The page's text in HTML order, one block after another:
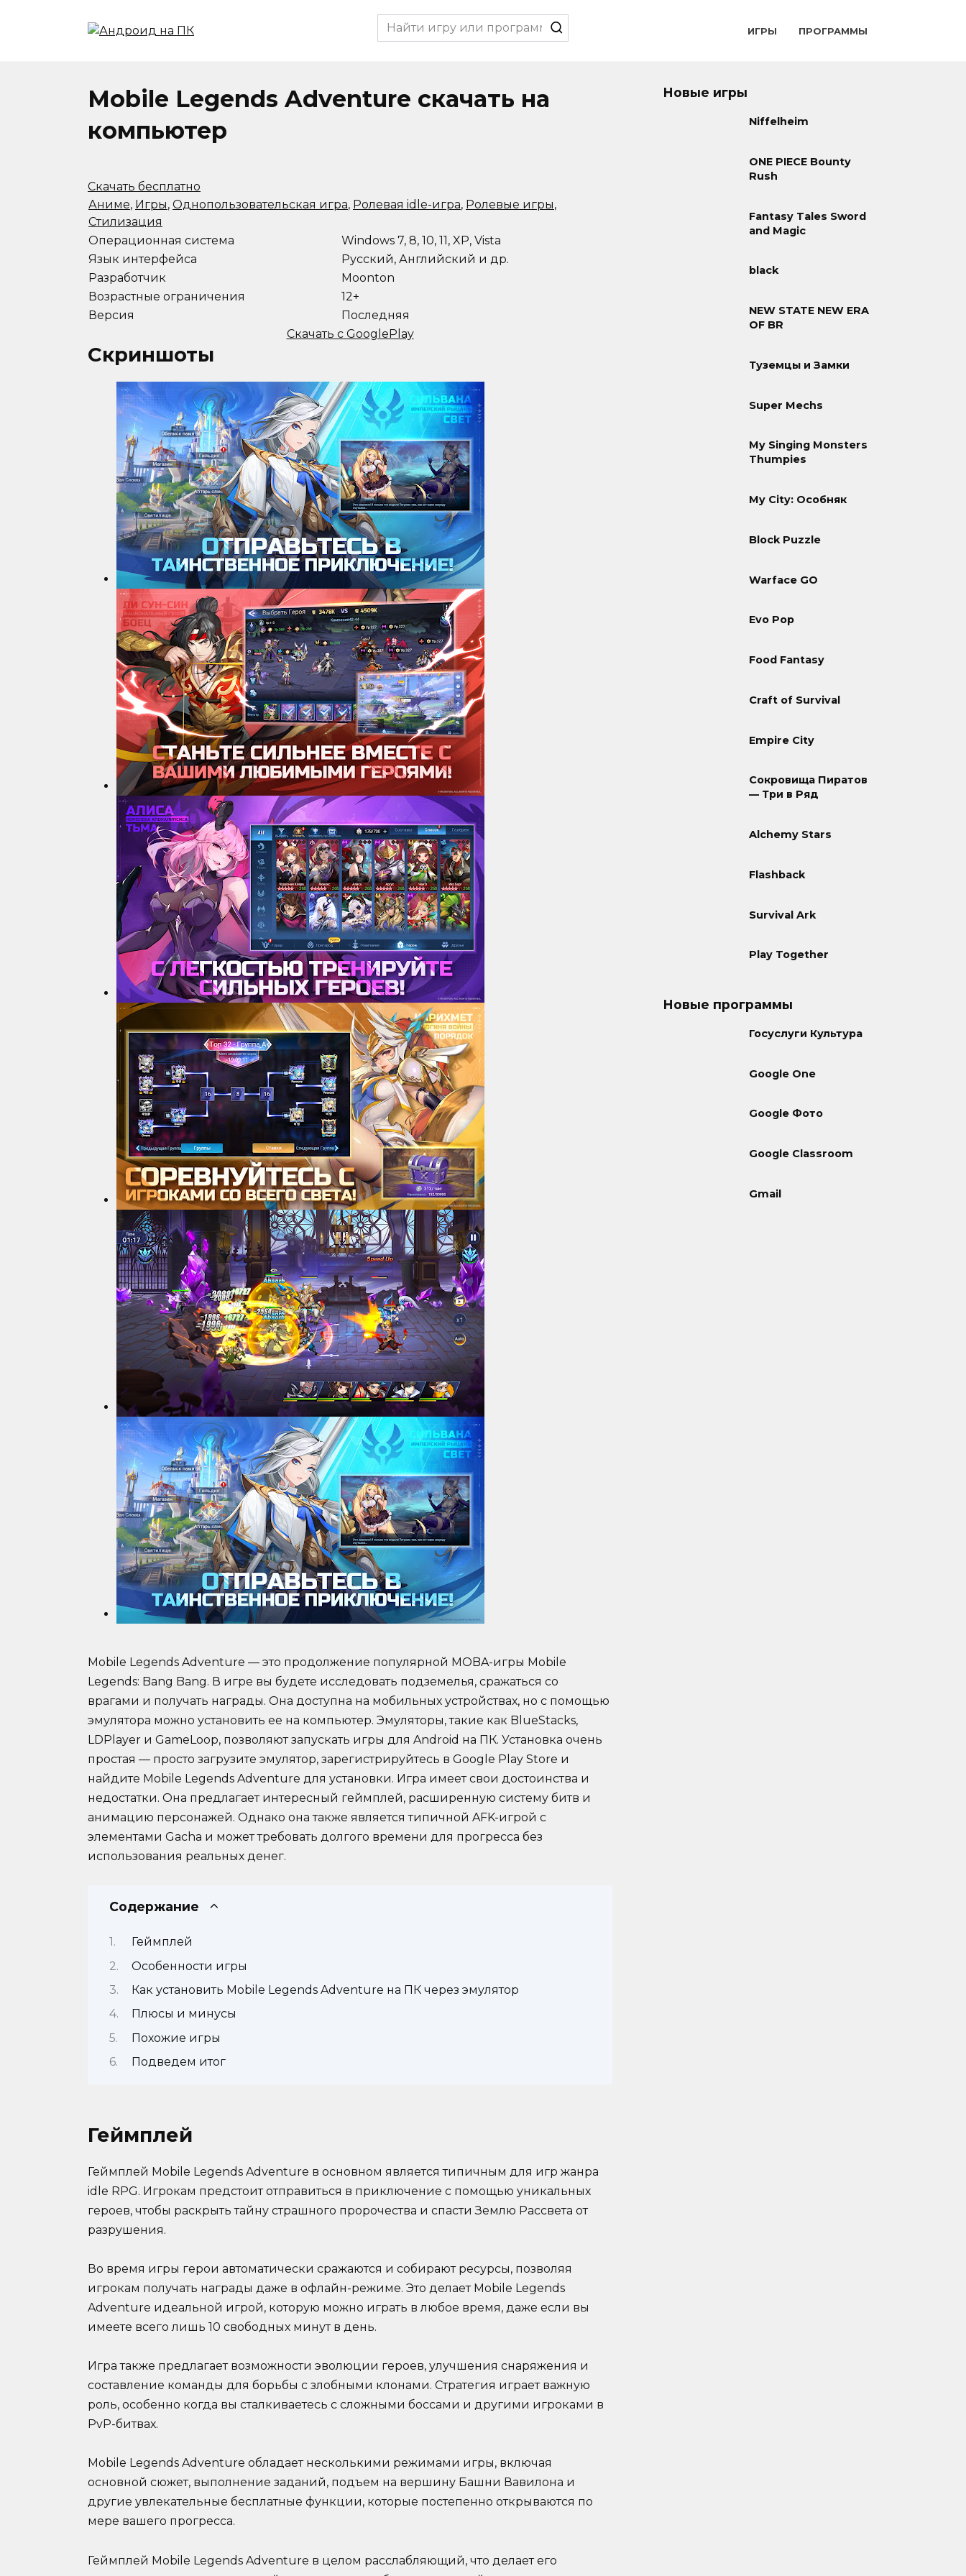
Search
for:
ИГРЫ ПРОГРАММЫ
Mobile Legends Adventure скачать на
компьютер
Скачать бесплатно
Аниме, Игры, Однопользовательская игра, Ролевая idle-игра, Ролевые игры,
Стилизация
Операционная система
Windows 7, 8, 10, 11, XP, Vista
Язык интерфейса
Русский, Английский и др.
Разработчик
Moonton
Возрастные ограничения
12+
Версия
Последняя
Скачать с GooglePlay
Скриншоты
Mobile Legends Adventure — это продолжение популярной MOBA-игры Mobile
Legends: Bang Bang. В игре вы будете исследовать подземелья, сражаться со
врагами и получать награды. Она доступна на мобильных устройствах, но с помощью
эмулятора можно установить ее на компьютер. Эмуляторы, такие как BlueStacks,
LDPlayer и GameLoop, позволяют запускать игры для Android на ПК. Установка очень
простая — просто загрузите эмулятор, зарегистрируйтесь в Google Play Store и
найдите Mobile Legends Adventure для установки. Игра имеет свои достоинства и
недостатки. Она предлагает интересный геймплей, расширенную систему битв и
анимацию персонажей. Однако она также является типичной AFK-игрой с
элементами Gacha и может требовать долгого времени для прогресса без
использования реальных денег.
Содержание
Геймплей
Особенности игры
Как установить Mobile Legends Adventure на ПК через эмулятор
Плюсы и минусы
Похожие игры
Подведем итог
Геймплей
Геймплей Mobile Legends Adventure в основном является типичным для игр жанра
idle RPG. Игрокам предстоит отправиться в приключение с помощью уникальных
героев, чтобы раскрыть тайну страшного пророчества и спасти Землю Рассвета от
разрушения.
Во время игры герои автоматически сражаются и собирают ресурсы, позволяя
игрокам получать награды даже в офлайн-режиме. Это делает Mobile Legends
Adventure идеальной игрой, которую можно играть в любое время, даже если вы
имеете всего лишь 10 свободных минут в день.
Игра также предлагает возможности эволюции героев, улучшения снаряжения и
составление команды для борьбы с злобными клонами. Стратегия играет важную
роль, особенно когда вы сталкиваетесь с сложными боссами и другими игроками в
PvP-битвах.
Mobile Legends Adventure обладает несколькими режимами игры, включая
основной сюжет, выполнение заданий, подъем на вершину Башни Вавилона и
другие увлекательные бесплатные функции, которые постепенно открываются по
мере вашего прогресса.
Геймплей Mobile Legends Adventure в целом расслабляющий, что делает его
Новые игры
Niffelheim
ONE PIECE Bounty
Rush
Fantasy Tales Sword
and Magic
black
NEW STATE NEW ERA
OF BR
Туземцы и Замки
Super Mechs
My Singing Monsters
Thumpies
My City: Особняк
Block Puzzle
Warface GO
Evo Pop
Food Fantasy
Craft of Survival
Empire City
Сокровища Пиратов
— Три в Ряд
Alchemy Stars
Flashback
Survival Ark
Play Together
Новые программы
Госуслуги Культура
Google One
Google Фото
Google Classroom
Gmail